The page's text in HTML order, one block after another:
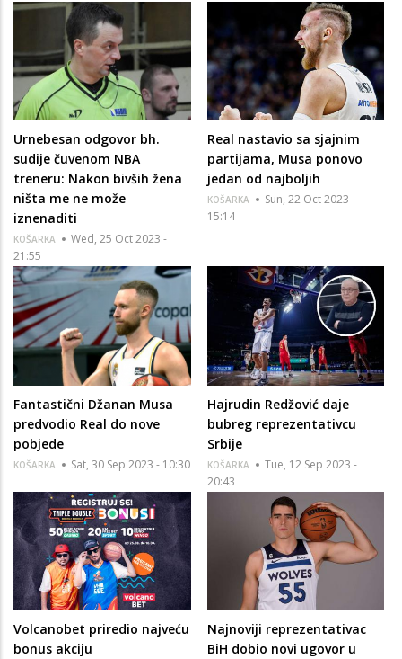
Urnebesan odgovor bh.
sudije čuvenom NBA
treneru: Nakon bivših žena
ništa me ne može
iznenaditi
KOŠARKA
Wed, 25 Oct 2023 -
21:55
Real nastavio sa sjajnim
partijama, Musa ponovo
jedan od najboljih
KOŠARKA
Sun, 22 Oct 2023 -
15:14
Fantastični Džanan Musa
predvodio Real do nove
pobjede
KOŠARKA Sat, 30 Sep 2023 - 10:30
Hajrudin Redžović daje
bubreg reprezentativcu
Srbije
KOŠARKA
Tue, 12 Sep 2023 -
20:43
Volcanobet priredio najveću
bonus akciju
Najnoviji reprezentativac
BiH dobio novi ugovor u